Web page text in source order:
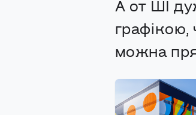
А от ШІ
графікою,
можна